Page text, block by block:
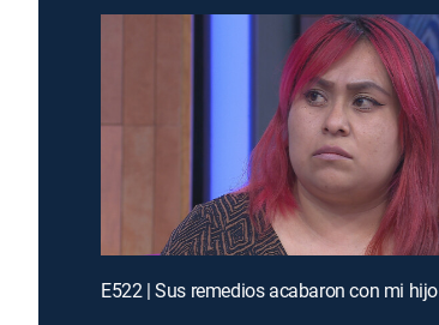
E522 | Sus remedios acabaron con mi hijo